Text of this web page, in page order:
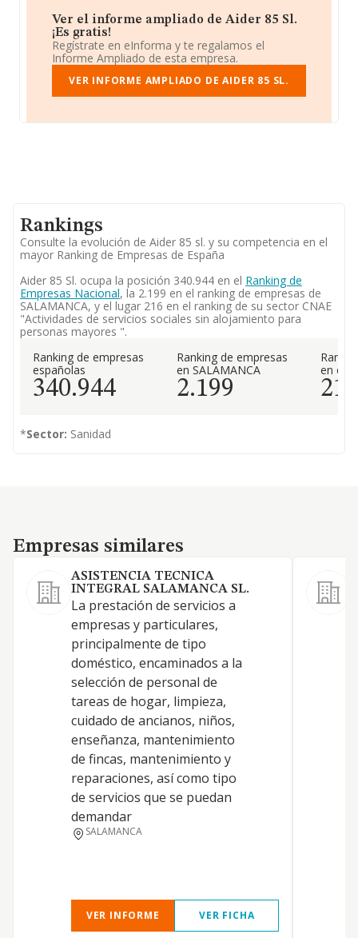
Ver el informe ampliado de Aider 85 Sl.
¡Es gratis!
Regístrate en eInforma y te regalamos el
Informe Ampliado de esta empresa.
VER INFORME AMPLIADO DE AIDER 85 SL.
Rankings
Consulte la evolución de Aider 85 sl. y su competencia en el
mayor Ranking de Empresas de España
Aider 85 Sl. ocupa la posición 340.944 en el Ranking de
Empresas Nacional, la 2.199 en el ranking de empresas de
SALAMANCA, y el lugar 216 en el ranking de su sector CNAE
"Actividades de servicios sociales sin alojamiento para
personas mayores ".
Ranking de empresas
españolas
340.944
Ranking de empresas
en SALAMANCA
2.199
en el
216
*Sector: Sanidad
Empresas similares
Empresas similares
ASISTENCIA TECNICA
INTEGRAL SALAMANCA SL.
La prestación de servicios a
empresas y particulares,
principalmente de tipo
doméstico, encaminados a la
selección de personal de
tareas de hogar, limpieza,
cuidado de ancianos, niños,
enseñanza, mantenimiento
de fincas, mantenimiento y
reparaciones, así como tipo
de servicios que se puedan
demandar
SALAMANCA
VER INFORME VER FICHA